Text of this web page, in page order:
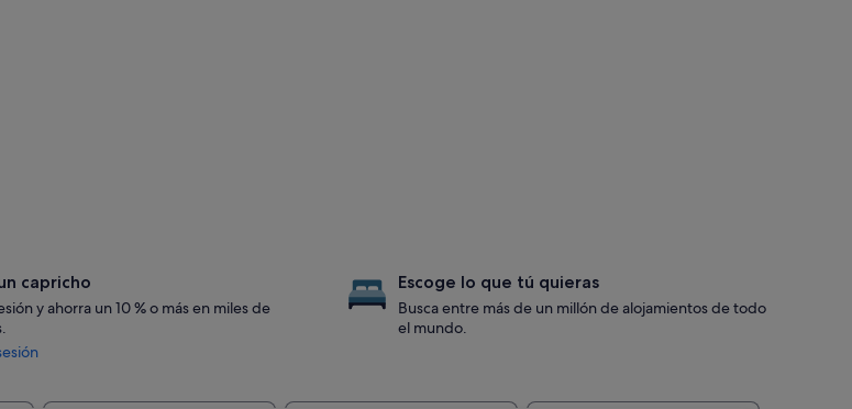
capricho
y ahorra un 10 % o más en miles de
Escoge lo que tú quieras
Busca entre más de un millón de alojamientos de todo
el mundo.